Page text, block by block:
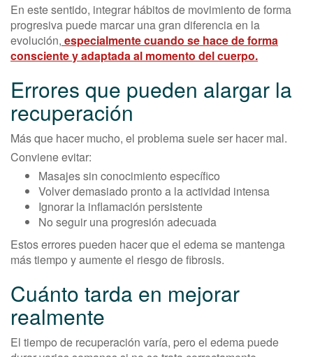
En este sentido, integrar hábitos de movimiento de forma
progresiva puede marcar una gran diferencia en la
evolución, especialmente cuando se hace de forma
consciente y adaptada al momento del cuerpo.
Errores que pueden alargar la
recuperación
Más que hacer mucho, el problema suele ser hacer mal.
Conviene evitar:
Masajes sin conocimiento específico
Volver demasiado pronto a la actividad intensa
Ignorar la inflamación persistente
No seguir una progresión adecuada
Estos errores pueden hacer que el edema se mantenga
más tiempo y aumente el riesgo de fibrosis.
Cuánto tarda en mejorar
realmente
El tiempo de recuperación varía, pero el edema puede